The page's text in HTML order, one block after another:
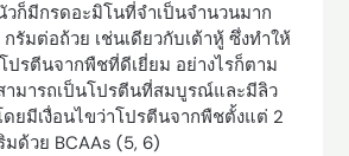
วก็มีกรดอะมิโนที่จำเป็นจำนวนมาก
รัมต่อถ้วย เช่นเดียวกับเต้าหู้ ซึ่งทำให้
ปรตีนจากพืชที่ดีเยี่ยม อย่างไรก็ตาม
ามารถเป็นโปรตีนที่สมบูรณ์และมีลิว
ยมีเงื่อนไขว่าโปรตีนจากพืชตั้งแต่ 2
ด้วย BCAAs (5, 6)